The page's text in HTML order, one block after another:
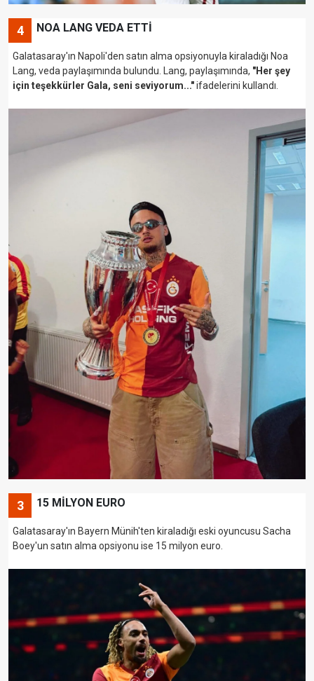
4 NOA LANG VEDA ETTİ
Galatasaray'ın Napoli'den satın alma opsiyonuyla kiraladığı Noa
Lang, veda paylaşımında bulundu. Lang, paylaşımında, "Her şey
için teşekkürler Gala, seni seviyorum..."ifadelerini kullandı.
3 15 MİLYON EURO
Galatasaray'ın Bayern Münih'ten kiraladığı eski oyuncusu Sacha
Boey'un satın alma opsiyonu ise 15 milyon euro.